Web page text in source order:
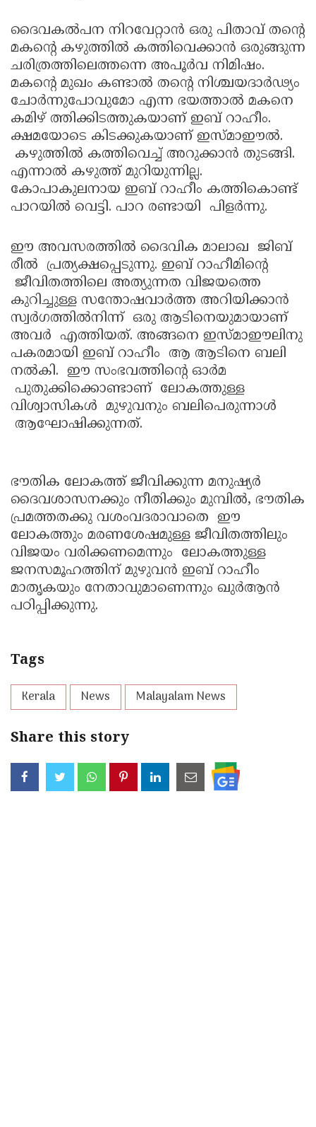
ദൈവകല്‍പന നിറവേറ്റാന്‍ ഒരു പിതാവ് തന്റെ
മകന്റെ കഴുത്തില്‍ കത്തിവെക്കാന്‍ ഒരുങ്ങുന്ന
ചരിത്രത്തിലെത്തന്നെ അപൂര്‍വ നിമിഷം.
മകന്റെ മുഖം കണ്ടാല്‍ തന്റെ നിശ്ചയദാര്‍ഢ്യം
ചോര്‍ന്നുപോവുമോ എന്ന ഭയത്താല്‍ മകനെ
കമിഴ് ത്തിക്കിടത്തുകയാണ് ഇബ് റാഹീം.
ക്ഷമയോടെ കിടക്കുകയാണ് ഇസ്മാഈല്‍.
കഴുത്തില്‍ കത്തിവെച്ച് അറുക്കാന്‍ തുടങ്ങി.
എന്നാല്‍ കഴുത്ത് മുറിയുന്നില്ല.
കോപാകുലനായ ഇബ് റാഹീം കത്തികൊണ്ട്
പാറയില്‍ വെട്ടി. പാറ രണ്ടായി പിളര്‍ന്നു.
ഈ അവസരത്തില്‍ ദൈവിക മാലാഖ ജിബ്
രീല്‍ പ്രത്യക്ഷപ്പെടുന്നു. ഇബ് റാഹീമിന്റെ
ജീവിതത്തിലെ അത്യുന്നത വിജയത്തെ
കുറിച്ചുള്ള സന്തോഷവാര്‍ത്ത അറിയിക്കാന്‍
സ്വര്‍ഗത്തില്‍നിന്ന് ഒരു ആടിനെയുമായാണ്
അവര്‍ എത്തിയത്. അങ്ങനെ ഇസ്മാഈലിനു
പകരമായി ഇബ് റാഹീം ആ ആടിനെ ബലി
നല്‍കി. ഈ സംഭവത്തിന്റെ ഓര്‍മ
പുതുക്കിക്കൊണ്ടാണ് ലോകത്തുള്ള
വിശ്വാസികള്‍ മുഴുവനും ബലിപെരുന്നാള്‍
ആഘോഷിക്കുന്നത്.
ഭൗതിക ലോകത്ത് ജീവിക്കുന്ന മനുഷ്യര്‍
ദൈവശാസനക്കും നീതിക്കും മുമ്പില്‍, ഭൗതിക
പ്രമത്തതക്കു വശംവദരാവാതെ ഈ
ലോകത്തും മരണശേഷമുള്ള ജീവിതത്തിലും
വിജയം വരിക്കണമെന്നും ലോകത്തുള്ള
ജനസമൂഹത്തിന് മുഴുവന്‍ ഇബ് റാഹീം
മാതൃകയും നേതാവുമാണെന്നും ഖുര്‍ആന്‍
പഠിപ്പിക്കുന്നു.
Tags
Kerala News Malayalam News
Share this story